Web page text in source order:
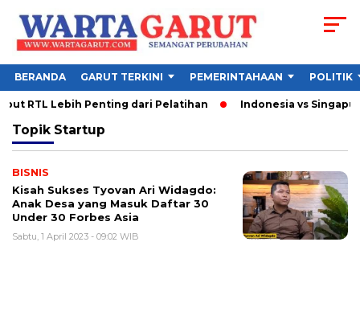
BERANDA GARUT TERKINI PEMERINTAHAAN POLITIK
RTL Lebih Penting dari Pelatihan Indonesia vs
Topik Startup
BISNIS
Kisah Sukses Tyovan Ari Widagdo:
Anak Desa yang Masuk Daftar 30
Under 30 Forbes Asia
Sabtu, 1 April 2023 - 09:02 WIB